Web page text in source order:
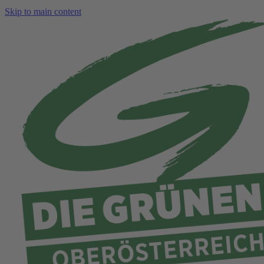
Skip to main content